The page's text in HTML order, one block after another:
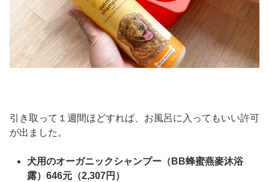
引き取って１週間ほどすれば、お風呂に入ってもいい許可
が出ました。
犬用のオーガニックシャンプー（BB蜂蜜燕麥沐浴
露）646元（2,307円）